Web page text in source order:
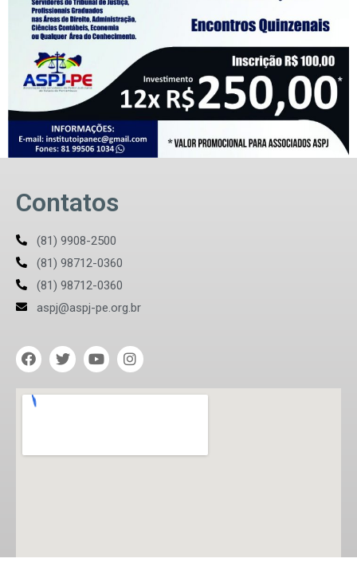
Contatos
(81) 9908-2500
(81) 98712-0360
(81) 98712-0360
aspj@aspj-pe.org.br